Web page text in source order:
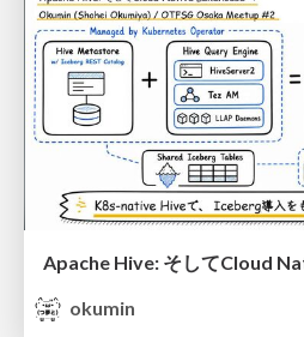
Apache Hive: そしてCloud
okumin